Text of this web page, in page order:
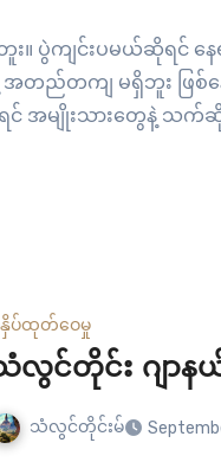
။ ပွဲကျင်းပမယ်ဆိုရင် န
တည်တကျ မရှိဘူး ဖြစ်
င် အမျိုးသားတွေနဲ့ သ
ပ်ထုတ်ဝေမှု
လွင်တိုင်း ဂျာန
သံလွင်တိုင်းမ်